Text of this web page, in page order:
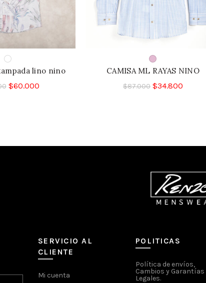
lino nino
$60.000
CAMISA ML RAYAS NINO
$87.000 $34.800
SERVICIO AL
CLIENTE
Mi cuenta
POLITICAS
Política de envíos,
Cambios y Garantías
Legales.